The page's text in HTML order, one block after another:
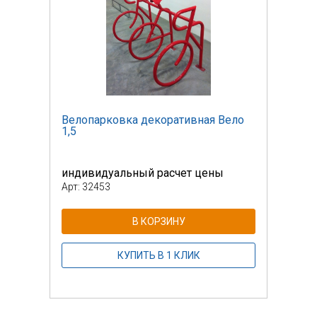
Велопарковка декоративная Вело
1,5
индивидуальный расчет цены
Арт: 32453
В КОРЗИНУ
КУПИТЬ В 1 КЛИК